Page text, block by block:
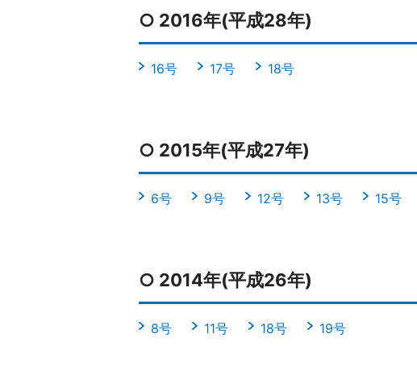
○ 2016年(平成28年)
16号 17号 18号
○ 2015年(平成27年)
6号 9号 12号 13号 15号
○ 2014年(平成26年)
8号 11号 18号 19号